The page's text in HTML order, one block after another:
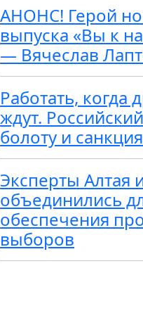
АНОНС! Герой
выпуска «Вы к
— Вячеслав
Работать, когда
ждут.
болоту и
Эксперты Алтая
объединились
обеспечения
выборов